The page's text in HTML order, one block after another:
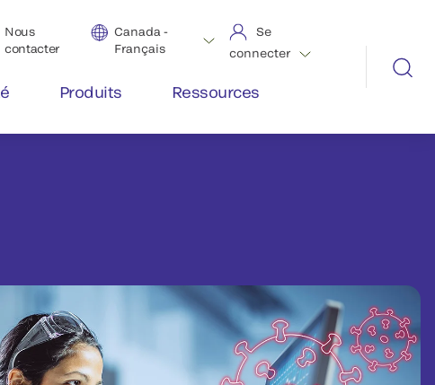
Nous
contacter
Canada -
Français
Se
connecter
Produits Ressources